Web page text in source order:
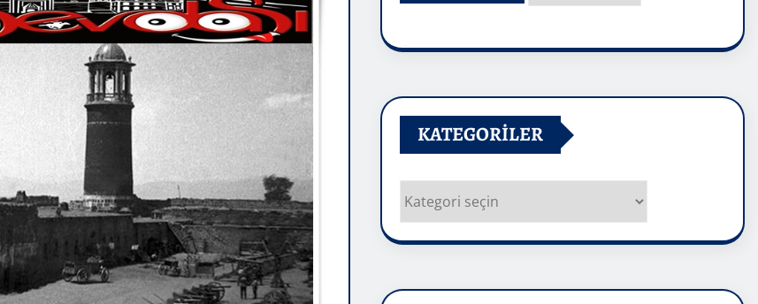
KATEGORILER
Kategoriler